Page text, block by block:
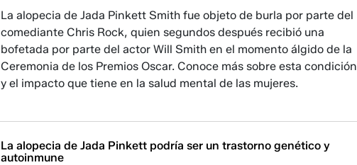
La alopecia de Jada Pinkett Smith fue objeto de burla por parte del
comediante Chris Rock, quien segundos después recibió una
bofetada por parte del actor Will Smith en el momento álgido de la
Ceremonia de los Premios Oscar. Conoce más sobre esta condición
y el impacto que tiene en la salud mental de las mujeres.
La alopecia de Jada Pinkett podría ser un trastorno genético y
autoinmune